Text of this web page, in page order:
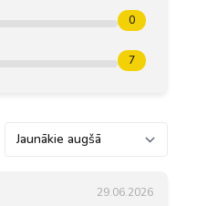
0
7
Kārtot pēc
29.06.2026